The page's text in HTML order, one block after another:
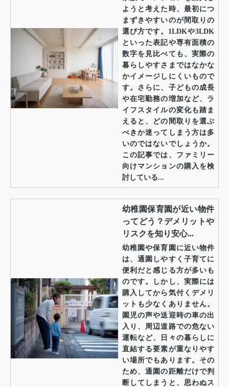
ようと考えた時、最初につ
まずきやすいのが間取りの
選び方です。1LDKや3LDK
といった表記や専有面積の
数字を見比べても、実際の
暮らしやすさまではなかな
かイメージしにくいもので
す。さらに、子どもの成長
や在宅勤務の増加など、ラ
イフスタイルの変化も踏ま
えると、どの間取りを選ぶ
べきか迷ってしまう方は多
いのではないでしょうか。
この記事では、ファミリー
向けマンションの購入を検
討している...
幼稚園保育園が近い物件
ってどう？デメリットや
リスクを知り安心...
幼稚園や保育園に近い物件
は、通園しやすく子育てに
便利だと感じる方が多いも
のです。しかし、実際には
購入してから気付くデメリ
ットも少なくありません。
園児の声や送迎時の車の出
入り、周辺道路での危ない
運転など、日々の暮らしに
直結する要素が重なりやす
い場所でもあります。その
ため、通園の距離だけで判
断してしまうと、思わぬス